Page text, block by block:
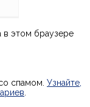
в этом браузере
спамом. Узнайте,